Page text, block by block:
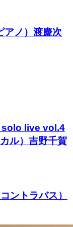
アノ）渡慶次
solo live vol.4
ル）吉野千賀
ントラバス）